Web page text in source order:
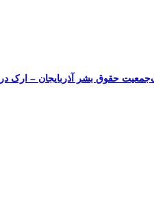
جمعیت حقوق بشر آذربایجان – ارک